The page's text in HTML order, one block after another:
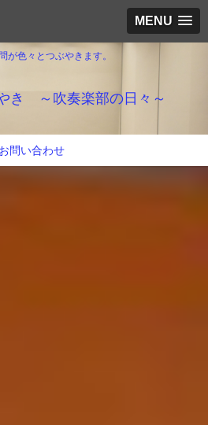
MENU
が色々とつぶやきます。
き ～吹奏楽部の日々～
お問い合わせ